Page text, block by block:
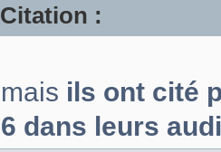
Citation :
mais ils ont cité
6 dans leurs